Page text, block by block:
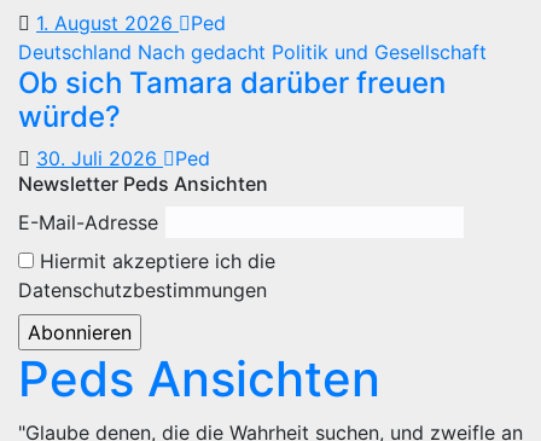
1. August 2026
Ped
Deutschland Nach gedacht Politik und Gesellschaft
Ob sich Tamara darüber freuen
würde?
30. Juli 2026
Ped
Newsletter Peds Ansichten
E-Mail-Adresse
Hiermit akzeptiere ich die
Datenschutzbestimmungen
Peds Ansichten
"Glaube denen, die die Wahrheit suchen, und zweifle an